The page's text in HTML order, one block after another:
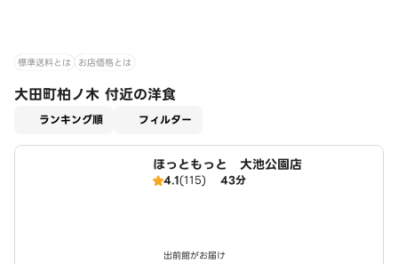
標準送料とは お店価格とは
大田町柏ノ木 付近の洋食
ランキング順 フィルター
ほっともっと 大池公園店
4.1(115) 43分
出前館がお届け